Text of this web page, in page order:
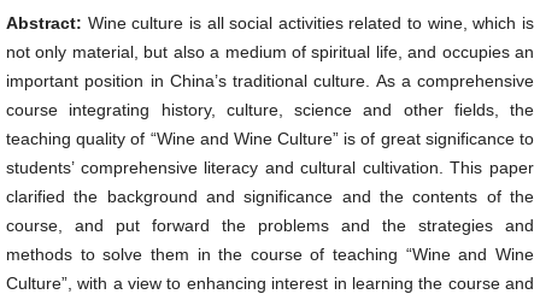
Abstract: Wine culture is all social activities related to wine, which is
not only material, but also a medium of spiritual life, and occupies an
important position in China’s traditional culture. As a comprehensive
course integrating history, culture, science and other fields, the
teaching quality of “Wine and Wine Culture” is of great significance to
students’ comprehensive literacy and cultural cultivation. This paper
clarified the background and significance and the contents of the
course, and put forward the problems and the strategies and
methods to solve them in the course of teaching “Wine and Wine
Culture”, with a view to enhancing interest in learning the course and